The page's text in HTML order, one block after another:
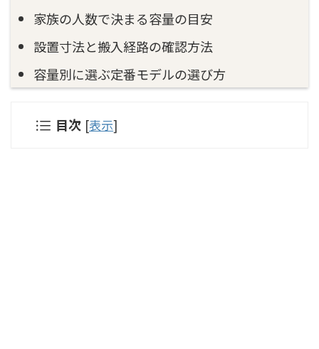
家族の人数で決まる容量の目安
設置寸法と搬入経路の確認方法
容量別に選ぶ定番モデルの選び方
目次 [表示]